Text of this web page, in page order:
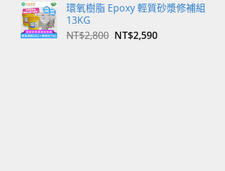
品
頁
面
格：
格：
環氧樹脂 Epoxy 輕質砂漿修補組
13KG
NT$2,800 原
NT$2,590目